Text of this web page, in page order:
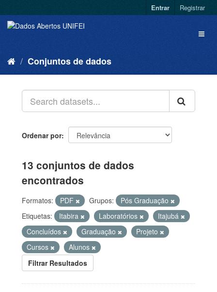
Entrar Registrar
Conjuntos de dados
Ordenar por
13 conjuntos de dados
encontrados
Formatos: PDF Grupos:
Pós Graduação
Etiquetas:
Itabira Laboratórios
Itajubá
Concluídos
Graduação
Projeto
Cursos
Alunos
Filtrar Resultados